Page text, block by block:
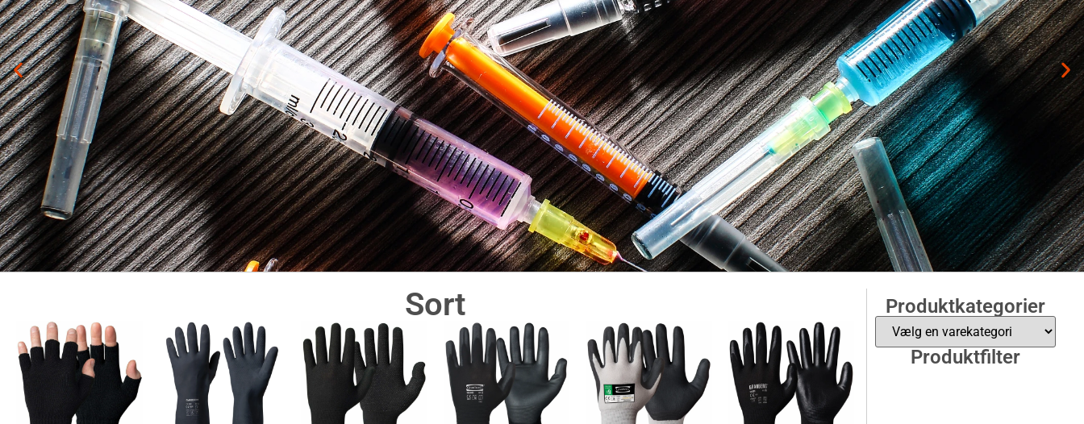
ASTM F2878-2010: Effektive handsker mod Nålefare og Kanyler
Sikring mod Stikuheld med ASTM F2878-2010 Certificerede Handsker. Find effektive handsker mod nålefare og kanyler. Vores ASTM F2878 certificerede handsker
sikrer maksimal beskyttelse mod stikuheld.
Produktkategorier
Produktfilter
Sort